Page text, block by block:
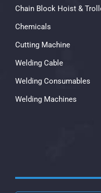
Chain Block Hoist &
Chemicals
Cutting Machine
Welding Cable
Welding Consumables
Welding Machines